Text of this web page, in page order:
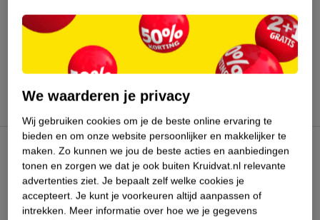
Bekijk ook
Kruidvat Alle Multivitamines
Kruidvat Club
Klantenservice
We waarderen je privacy
Wij gebruiken cookies om je de beste online ervaring te
bieden en om onze website persoonlijker en makkelijker te
maken. Zo kunnen we jou de beste acties en aanbiedingen
tonen en zorgen we dat je ook buiten Kruidvat.nl relevante
advertenties ziet. Je bepaalt zelf welke cookies je
accepteert. Je kunt je voorkeuren altijd aanpassen of
intrekken. Meer informatie over hoe we je gegevens